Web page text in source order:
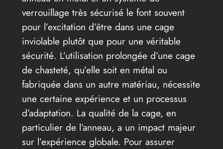
verrouillage très sécurisé le font souvent
pour l’excitation d’être dans une cage
inviolable plutôt que pour une véritable
sécurité. L’utilisation prolongée d’une cage
de chasteté, qu’elle soit en métal ou
fabriquée dans un autre matériau, nécessite
une certaine expérience et un processus
d’adaptation. La qualité de la cage, en
particulier de l’anneau, a un impact majeur
sur l’expérience globale. Pour assurer